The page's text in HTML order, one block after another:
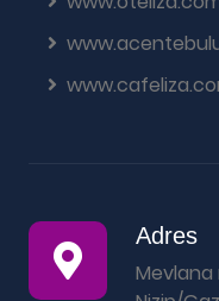
Adres
Mevlana